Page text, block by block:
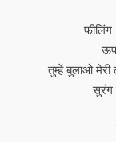
फीलिंग
तुम्हें बुलाओ मेरी
सुरंग